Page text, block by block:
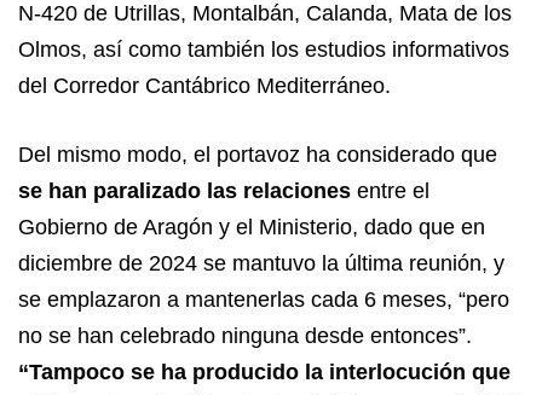
N-420 de Utrillas, Montalbán, Calanda, Mata de los
Olmos, así como también los estudios informativos
del Corredor Cantábrico Mediterráneo.
Del mismo modo, el portavoz ha considerado que
se han paralizado las relaciones entre el
Gobierno de Aragón y el Ministerio, dado que en
diciembre de 2024 se mantuvo la última reunión, y
se emplazaron a mantenerlas cada 6 meses, “pero
no se han celebrado ninguna desde entonces”.
“Tampoco se ha producido la interlocución que